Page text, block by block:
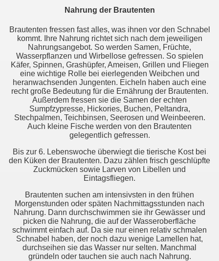
Nahrung der Brautenten
Brautenten fressen fast alles, was ihnen vor den Schnabel
kommt. Ihre Nahrung richtet sich nach dem jeweiligen
Nahrungsangebot. So werden Samen, Früchte,
Wasserpflanzen und Wirbellose gefressen. So spielen
Käfer, Spinnen, Grashüpfer, Ameisen, Grillen und Fliegen
eine wichtige Rolle bei eierlegenden Weibchen und
heranwachsenden Jungenten. Eicheln haben auch eine
recht große Bedeutung für die Ernährung der Brautenten.
Außerdem fressen sie die Samen der echten
Sumpfzypresse, Hickories, Buchen, Peltandra,
Stechpalmen, Teichbinsen, Seerosen und Weinbeeren.
Auch kleine Fische werden von den Brautenten
gelegentlich gefressen.
Bis zur 6. Lebenswoche überwiegt die tierische Kost bei
den Küken der Brautenten. Dazu zählen frisch geschlüpfte
Zuckmücken sowie Larven von Libellen und
Eintagsfliegen.
Brautenten suchen am intensivsten in den frühen
Morgenstunden oder späten Nachmittagsstunden nach
Nahrung. Dann durchschwimmen sie ihr Gewässer und
picken die Nahrung, die auf der Wasseroberfläche
schwimmt einfach auf. Da sie nur einen relativ schmalen
Schnabel haben, der noch dazu wenige Lamellen hat,
durchseihen sie das Wasser nur selten. Manchmal
gründeln oder tauchen sie auch nach Nahrung.